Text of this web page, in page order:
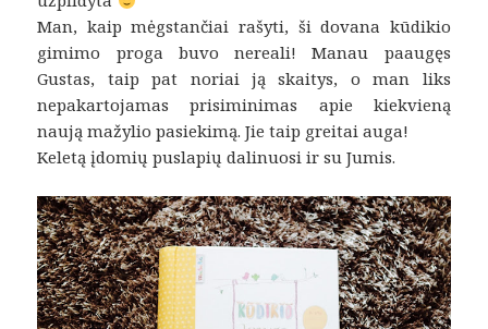
Man, kaip mėgstančiai rašyti, ši dovana kūdikio
gimimo proga buvo nereali! Manau paaugęs
Gustas, taip pat noriai ją skaitys, o man liks
nepakartojamas prisiminimas apie kiekvieną
naują mažylio pasiekimą. Jie taip greitai auga!
Keletą įdomių puslapių dalinuosi ir su Jumis.